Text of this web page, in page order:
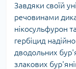
Завдяки своїй
речовинами
нікосульфурон
гербіцид
дводольних
злакових